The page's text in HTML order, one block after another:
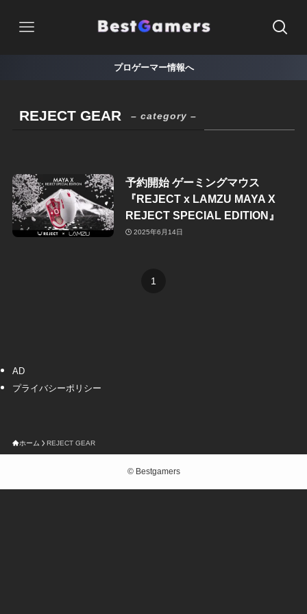
プロゲーマー情報へ
REJECT GEAR – category –
予約開始 ゲーミングマウス
『REJECT x LAMZU MAYA X
REJECT SPECIAL EDITION』
2025年6月14日
1
AD
プライバシーポリシー
ホーム REJECT GEAR
©Bestgamers